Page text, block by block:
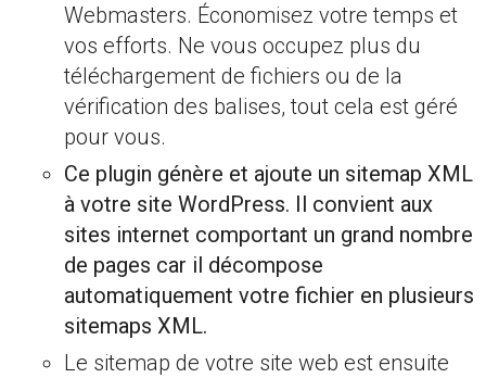
Webmasters. Économisez votre temps et
vos efforts. Ne vous occupez plus du
téléchargement de fichiers ou de la
vérification des balises, tout cela est géré
pour vous.
Ce plugin génère et ajoute un sitemap XML
à votre site WordPress. Il convient aux
sites internet comportant un grand nombre
de pages car il décompose
automatiquement votre fichier en plusieurs
sitemaps XML.
Le sitemap de votre site web est ensuite